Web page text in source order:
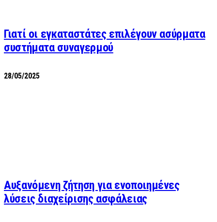
Γιατί οι εγκαταστάτες επιλέγουν ασύρματα
συστήματα συναγερμού
28/05/2025
Αυξανόμενη ζήτηση για ενοποιημένες
λύσεις διαχείρισης ασφάλειας